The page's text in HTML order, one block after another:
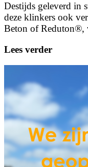
Destijds geleverd in
deze klinkers ook
Beton of Reduton®,
Lees verder